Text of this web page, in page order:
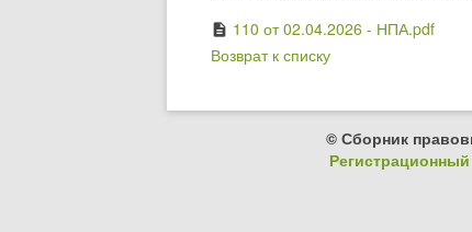
description 110 от 02.04.2026 - НПА.pdf
Возврат к списку
© Сборник